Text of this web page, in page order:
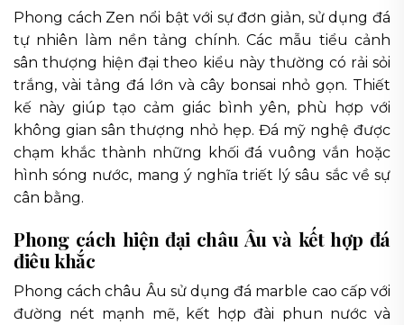
Phong cách Zen nổi bật với sự đơn giản, sử dụng đá
tự nhiên làm nền tảng chính. Các mẫu tiểu cảnh
sân thượng hiện đại theo kiểu này thường có rải sỏi
trắng, vài tảng đá lớn và cây bonsai nhỏ gọn. Thiết
kế này giúp tạo cảm giác bình yên, phù hợp với
không gian sân thượng nhỏ hẹp. Đá mỹ nghệ được
chạm khắc thành những khối đá vuông vắn hoặc
hình sóng nước, mang ý nghĩa triết lý sâu sắc về sự
cân bằng.
Phong cách hiện đại châu Âu và kết hợp đá
điêu khắc
Phong cách châu Âu sử dụng đá marble cao cấp với
đường nét mạnh mẽ, kết hợp đài phun nước và